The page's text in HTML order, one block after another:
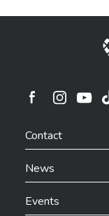
Ville de
Contact
News
Events